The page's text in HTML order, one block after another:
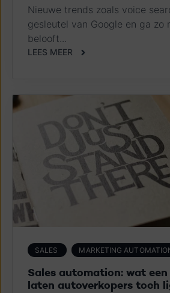
Nieuwe trends zoals voice
gesleutel van Google en ga zo
belooft...
LEES MEER
SALES MARKETING
Sales automation: wat een
laten autoverkopers toch